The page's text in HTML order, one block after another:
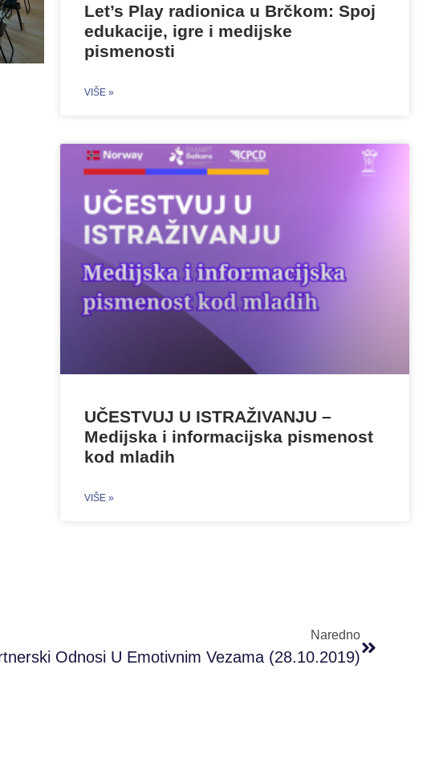
Let’s Play radionica u Brčkom: Spoj
edukacije, igre i medijske
pismenosti
VIŠE »
UČESTVUJ U ISTRAŽIVANJU –
Medijska i informacijska pismenost
kod mladih
VIŠE »
Naredno
Odnosi U Emotivnim Vezama (28.10.2019)